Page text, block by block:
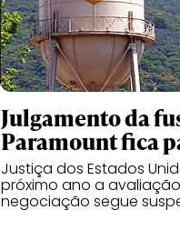
Julgamento da
Paramount fica
Justiça dos Estados
próximo ano a
negociação segue